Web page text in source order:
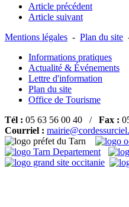
Article précédent
Article suivant
Mentions légales - Plan du site
Informations pratiques
Actualité & Événements
Lettre d'information
Plan du site
Office de Tourisme
Tél : 05 63 56 00 40 / Fax :
Courriel :